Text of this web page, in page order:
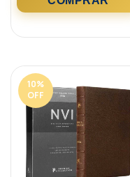
10%
OFF